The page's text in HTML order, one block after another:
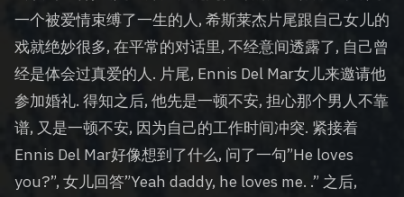
一个被爱情束缚了一生的人, 希斯莱杰片尾跟自己女儿的
戏就绝妙很多, 在平常的对话里, 不经意间透露了, 自己曾
经是体会过真爱的人. 片尾, Ennis Del Mar女儿来邀请他
参加婚礼. 得知之后, 他先是一顿不安, 担心那个男人不靠
谱, 又是一顿不安, 因为自己的工作时间冲突. 紧接着
Ennis Del Mar好像想到了什么, 问了一句”He loves
you?”, 女儿回答”Yeah daddy, he loves me. .” 之后,